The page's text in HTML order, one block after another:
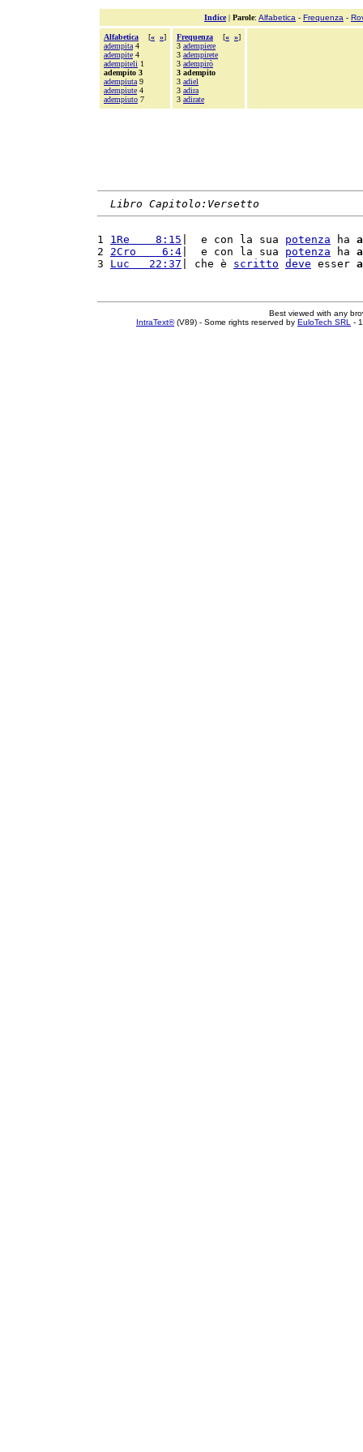
Indice| Parole: Alfabetica - Frequenza -
Alfabetica [« »]
adempita 4
adempite 4
adempiteli 1
adempito 3
adempiuta 9
adempiute 4
adempiuto 7
Frequenza [« »]
3 adempiere
3 adempirete
3 adempirò
3 adempito
3 adiel
3 adira
3 adirate
Libro Capitolo:Versetto
1 1Re    8:15 |  e con la sua potenza ha
2 2Cro    6:4 |  e con la sua potenza ha
3 Luc   22:37 | che è scritto deve esser
Best viewed with any
IntraText®(V89) - Some rights reserved by EuloTech SRL -